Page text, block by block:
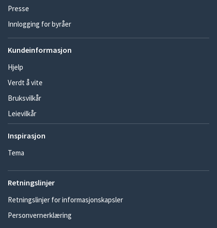
Presse
Innlogging for byråer
Kundeinformasjon
Hjelp
Verdt å vite
Bruksvilkår
Leievilkår
Inspirasjon
Tema
Retningslinjer
Retningslinjer for informasjonskapsler
Personvernerklæring